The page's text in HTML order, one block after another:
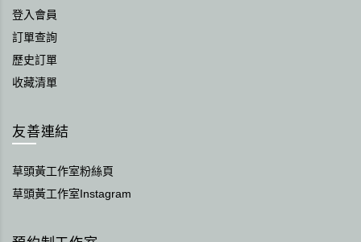
登入會員
訂單查詢
歷史訂單
收藏清單
友善連結
草頭黃工作室粉絲頁
草頭黃工作室Instagram